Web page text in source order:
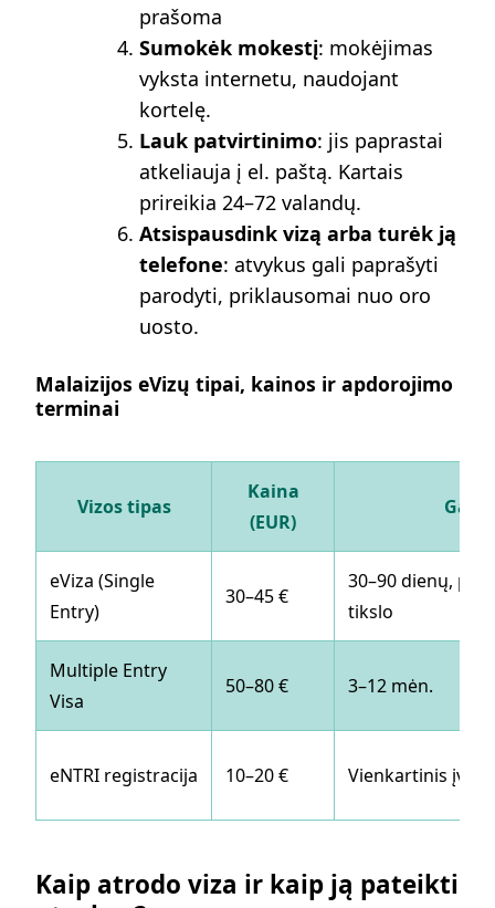
prašoma
Sumokėk mokestį: mokėjimas
vyksta internetu, naudojant
kortelę.
Lauk patvirtinimo: jis paprastai
atkeliauja į el. paštą. Kartais
prireikia 24–72 valandų.
Atsispausdink vizą arba turėk ją
telefone: atvykus gali paprašyti
parodyti, priklausomai nuo oro
uosto.
Malaizijos eVizų tipai, kainos ir apdorojimo
terminai
Vizos tipas
Kaina
(EUR)
eViza (Single
Entry)
30–45 €
30–90 dienų,
tikslo
Multiple Entry
Visa
50–80 € 3–12 mėn.
eNTRI registracija 10–20 € Vienkartinis
Kaip atrodo viza ir kaip ją pateikti